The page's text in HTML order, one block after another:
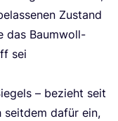
Zustand
das Baum­woll-
sei
– bezieht seit
seit­dem dafür ein,